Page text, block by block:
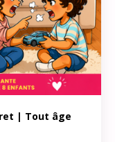
| Tout âge